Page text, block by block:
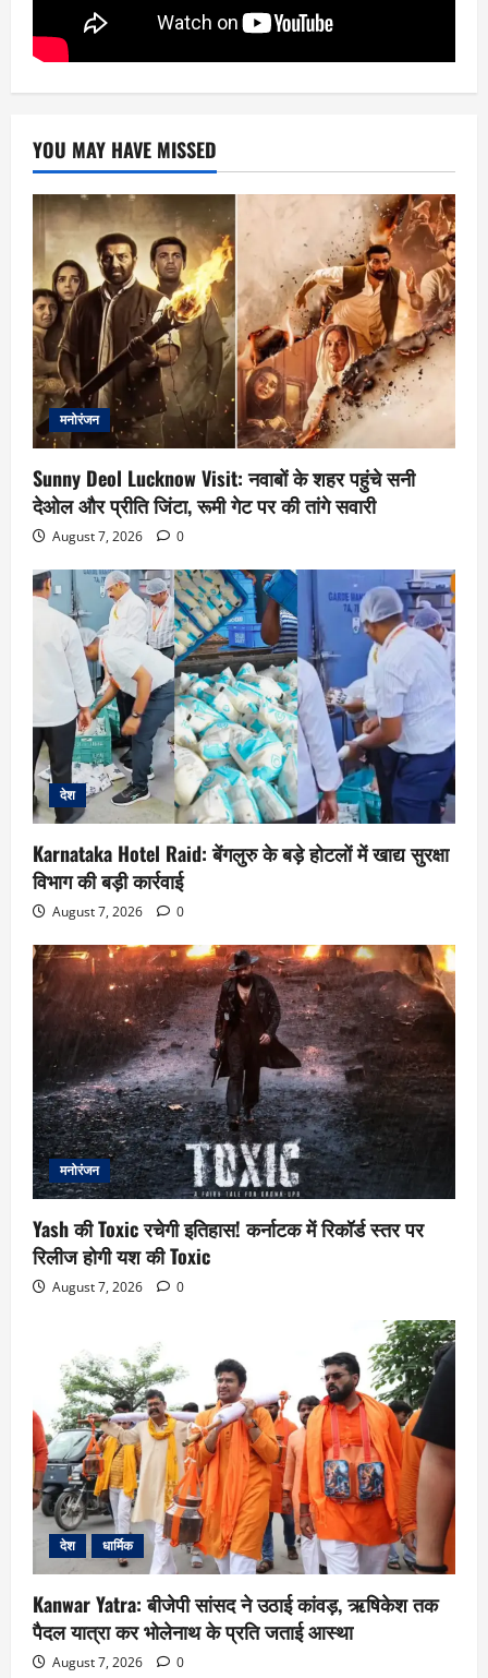
YOU MAY HAVE MISSED
मनोरंजन
Sunny Deol Lucknow Visit: नवाबों के शहर पहुंचे सनी
देओल और प्रीति जिंटा, रूमी गेट पर की तांगे सवारी
August 7, 2026 0
देश
Karnataka Hotel Raid: बेंगलुरु के बड़े होटलों में खाद्य सुरक्षा
विभाग की बड़ी कार्रवाई
August 7, 2026 0
मनोरंजन
Yash की Toxic रचेगी इतिहास! कर्नाटक में रिकॉर्ड स्तर पर
रिलीज होगी यश की Toxic
August 7, 2026 0
देश धार्मिक
Kanwar Yatra: बीजेपी सांसद ने उठाई कांवड़, ऋषिकेश तक
पैदल यात्रा कर भोलेनाथ के प्रति जताई आस्था
August 7, 2026 0